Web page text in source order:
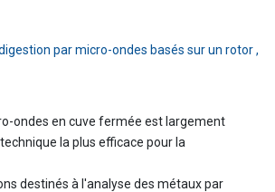
par micro-ondes basés sur un rotor ,
ondes en cuve fermée est largement
la plus efficace pour la
destinés à l'analyse des métaux par